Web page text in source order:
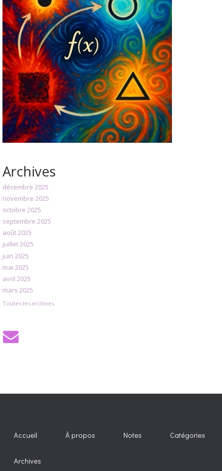
Archives
décembre 2025
novembre 2025
octobre 2025
septembre 2025
août 2025
juillet 2025
juin 2025
mai 2025
avril 2025
mars 2025
Toutes les archives
Accueil À propos Notes Catégories
Archives